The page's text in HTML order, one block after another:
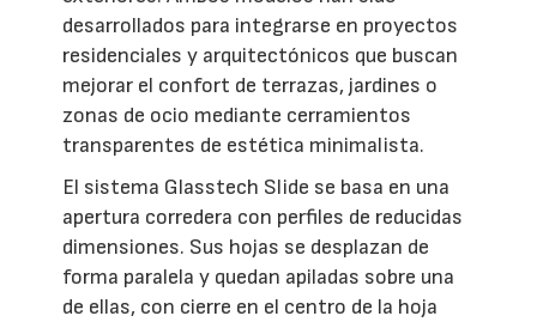
desarrollados para integrarse en proyectos
residenciales y arquitectónicos que buscan
mejorar el confort de terrazas, jardines o
zonas de ocio mediante cerramientos
transparentes de estética minimalista.
El sistema Glasstech Slide se basa en una
apertura corredera con perfiles de reducidas
dimensiones. Sus hojas se desplazan de
forma paralela y quedan apiladas sobre una
de ellas, con cierre en el centro de la hoja